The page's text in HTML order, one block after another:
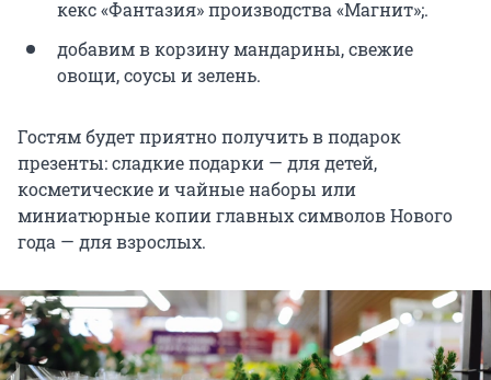
кекс «Фантазия» производства «Магнит»;.
добавим в корзину мандарины, свежие
овощи, соусы и зелень.
Гостям будет приятно получить в подарок
презенты: сладкие подарки — для детей,
косметические и чайные наборы или
миниатюрные копии главных символов Нового
года — для взрослых.